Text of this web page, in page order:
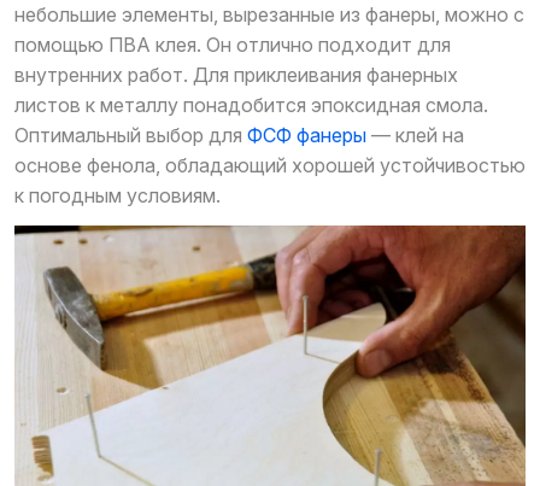
небольшие элементы, вырезанные из фанеры, можно с
помощью ПВА клея. Он отлично подходит для
внутренних работ. Для приклеивания фанерных
листов к металлу понадобится эпоксидная смола.
Оптимальный выбор для ФСФ фанеры — клей на
основе фенола, обладающий хорошей устойчивостью
к погодным условиям.